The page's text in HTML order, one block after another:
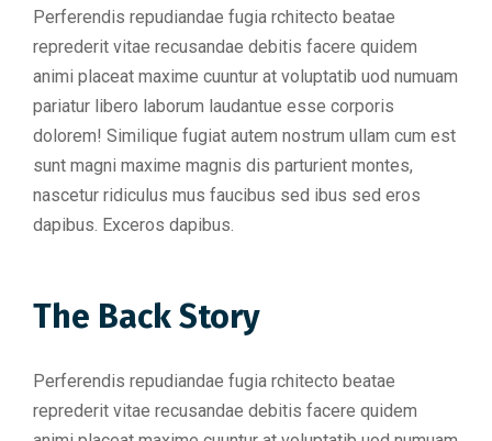
Perferendis repudiandae fugia rchitecto beatae
reprederit vitae recusandae debitis facere quidem
animi placeat maxime cuuntur at voluptatib uod numuam
pariatur libero laborum laudantue esse corporis
dolorem! Similique fugiat autem nostrum ullam cum est
sunt magni maxime magnis dis parturient montes,
nascetur ridiculus mus faucibus sed ibus sed eros
dapibus. Exceros dapibus.
The Back Story
Perferendis repudiandae fugia rchitecto beatae
reprederit vitae recusandae debitis facere quidem